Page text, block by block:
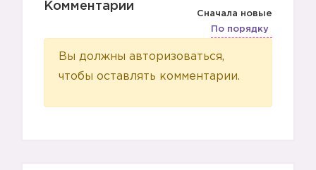
Комментарии
Сначала новые
По порядку
Вы должны авторизоваться,
чтобы оставлять комментарии.